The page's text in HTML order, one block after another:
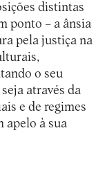
distintas
ponto – a ânsia
pela justiça na
o seu
através da
e de regimes
apelo à sua